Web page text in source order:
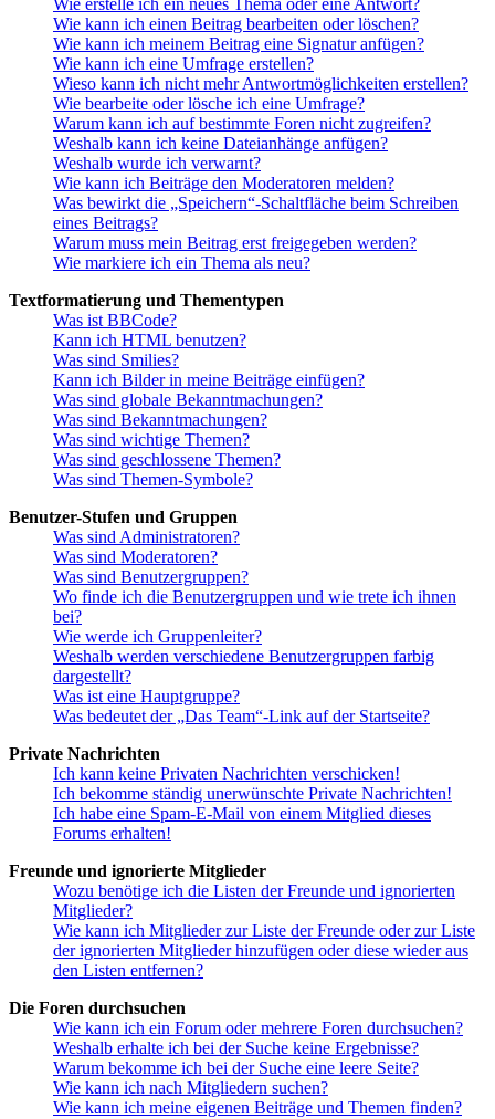
Wie erstelle ich ein neues Thema oder eine Antwort?
Wie kann ich einen Beitrag bearbeiten oder löschen?
Wie kann ich meinem Beitrag eine Signatur anfügen?
Wie kann ich eine Umfrage erstellen?
Wieso kann ich nicht mehr Antwortmöglichkeiten erstellen?
Wie bearbeite oder lösche ich eine Umfrage?
Warum kann ich auf bestimmte Foren nicht zugreifen?
Weshalb kann ich keine Dateianhänge anfügen?
Weshalb wurde ich verwarnt?
Wie kann ich Beiträge den Moderatoren melden?
Was bewirkt die „Speichern“-Schaltfläche beim Schreiben
eines Beitrags?
Warum muss mein Beitrag erst freigegeben werden?
Wie markiere ich ein Thema als neu?
Textformatierung und Thementypen
Was ist BBCode?
Kann ich HTML benutzen?
Was sind Smilies?
Kann ich Bilder in meine Beiträge einfügen?
Was sind globale Bekanntmachungen?
Was sind Bekanntmachungen?
Was sind wichtige Themen?
Was sind geschlossene Themen?
Was sind Themen-Symbole?
Benutzer-Stufen und Gruppen
Was sind Administratoren?
Was sind Moderatoren?
Was sind Benutzergruppen?
Wo finde ich die Benutzergruppen und wie trete ich ihnen
bei?
Wie werde ich Gruppenleiter?
Weshalb werden verschiedene Benutzergruppen farbig
dargestellt?
Was ist eine Hauptgruppe?
Was bedeutet der „Das Team“-Link auf der Startseite?
Private Nachrichten
Ich kann keine Privaten Nachrichten verschicken!
Ich bekomme ständig unerwünschte Private Nachrichten!
Ich habe eine Spam-E-Mail von einem Mitglied dieses
Forums erhalten!
Freunde und ignorierte Mitglieder
Wozu benötige ich die Listen der Freunde und ignorierten
Mitglieder?
Wie kann ich Mitglieder zur Liste der Freunde oder zur Liste
der ignorierten Mitglieder hinzufügen oder diese wieder aus
den Listen entfernen?
Die Foren durchsuchen
Wie kann ich ein Forum oder mehrere Foren durchsuchen?
Weshalb erhalte ich bei der Suche keine Ergebnisse?
Warum bekomme ich bei der Suche eine leere Seite?
Wie kann ich nach Mitgliedern suchen?
Wie kann ich meine eigenen Beiträge und Themen finden?